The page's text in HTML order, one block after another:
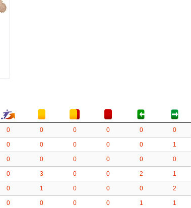
0 0 0 0 0 0
0 0 0 0 0 1
0 0 0 0 0 0
0 3 0 0 2 1
0 1 0 0 0 2
0 0 0 0 1 1